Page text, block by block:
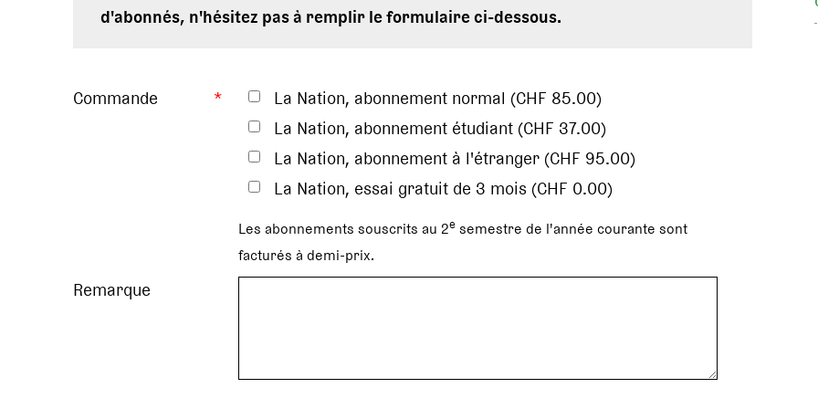
d'abonnés, n'hésitez pas à remplir le formulaire ci-dessous.
Commande *
La Nation, abonnement normal (CHF 85.00)
La Nation, abonnement étudiant (CHF 37.00)
La Nation, abonnement à l'étranger (CHF 95.00)
La Nation, essai gratuit de 3 mois (CHF 0.00)
Les abonnements souscrits au 2e semestre de l'année courante sont
facturés à demi-prix.
Remarque